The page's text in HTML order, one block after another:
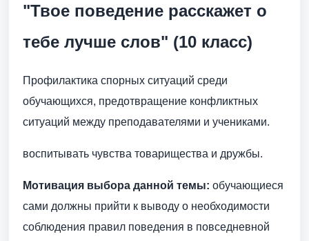
"Твое поведение расскажет о
тебе лучше слов" (10 класс)
Профилактика спорных ситуаций среди
обучающихся, предотвращение конфликтных
ситуаций между преподавателями и учениками.
воспитывать чувства товарищества и дружбы.
Мотивация выбора данной темы: обучающиеся
сами должны прийти к выводу о необходимости
соблюдения правил поведения в повседневной